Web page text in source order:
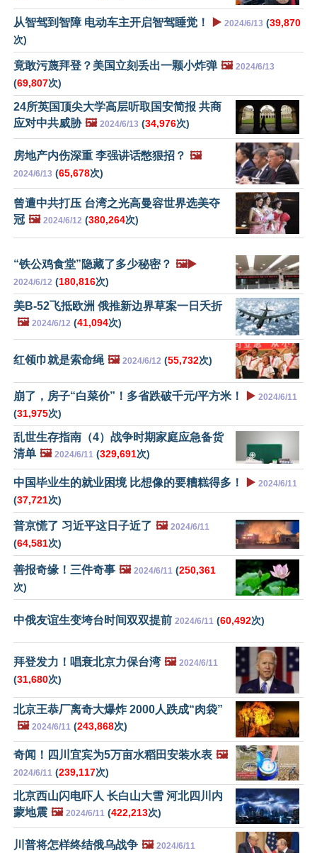
从智驾到智障 电动车主开启智驾睡觉！ ▶️ 2024/6/13 (39,870
次)
竟敢污蔑拜登？美国立刻丢出一颗小炸弹 🖼️ 2024/6/13
(69,807次)
24所英国顶尖大学高层听取国安简报 共商
应对中共威胁 🖼️ 2024/6/13 (34,976次)
房地产内伤深重 李强讲话憋狠招？ 🖼️
2024/6/13 (65,678次)
曾遭中共打压 台湾之光高曼容世界选美夺
冠 🖼️ 2024/6/12 (380,264次)
“铁公鸡食堂”隐藏了多少秘密？ 🖼️▶️
2024/6/12 (180,816次)
美B-52飞抵欧洲 俄推新边界草案一日夭折
🖼️ 2024/6/12 (41,094次)
红领巾就是索命绳 🖼️ 2024/6/12 (55,732次)
崩了，房子“白菜价”！多省跌破千元/平方米！ ▶️ 2024/6/11
(31,975次)
乱世生存指南（4）战争时期家庭应急备货
清单 🖼️ 2024/6/11 (329,691次)
中国毕业生的就业困境 比想像的要糟糕得多！ ▶️ 2024/6/11
(37,721次)
普京慌了 习近平这日子近了 🖼️ 2024/6/11
(64,581次)
善报奇缘！三件奇事 🖼️ 2024/6/11 (250,361
次)
中俄友谊生变垮台时间双双提前 2024/6/11 (60,492次)
拜登发力！唱衰北京力保台湾 🖼️ 2024/6/11
(31,680次)
北京王恭厂离奇大爆炸 2000人跌成“肉袋”
🖼️ 2024/6/11 (243,868次)
奇闻！四川宜宾为5万亩水稻田安装水表 🖼️
2024/6/11 (239,117次)
北京西山闪电吓人 长白山大雪 河北四川内
蒙地震 🖼️ 2024/6/11 (422,213次)
川普将怎样终结俄乌战争 🖼️ 2024/6/11